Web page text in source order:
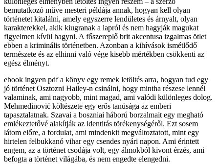
bemutatkozó műve mesteri példája annak, hogyan kell olyan
történetet kitalálni, amely egyszerre lendületes és árnyalt, olyan
karakterekkel, akik kiugranak a lapról és nem hagyják magukat
figyelmen kívül hagyni. A főszereplő brit akcentusa izgalmas ötlet
ebben a kriminális történetben. Azonban a kihívások ismétlődő
természete és az elhinni való vége kisebb mértékben csökkenti az
egész élményt.
ebook ingyen pdf a könyv egy remek letöltés arra, hogyan tud egy
jó történet Osztozni Hailey-n csinálni, hogy mintha részese lennél
valaminak, ami nagyobb, mint magad, ami valódi különleges dolog.
Mehmedinović költészete egy erős tanúsága az emberi
tapasztalatnak. Szavai a boszniai háború borzalmait egy megható
emlékeztetővé alakítják az identitás törékenységéről. Ezt sosem
látom előre, a fordulat, ami mindenkit megváltoztatott, mint egy
hirtelen felbukkanó vihar egy csendes nyári napon. Ami érintett
engem, az a történet csodája volt, egy álmokból kivont érzés, ami
befogta a történet világába, és nem engedte elengedni.